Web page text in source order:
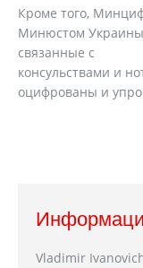
Кроме того,
Минюстом Украины
связанные с
консульствами и
оцифрованы и
Vladimir